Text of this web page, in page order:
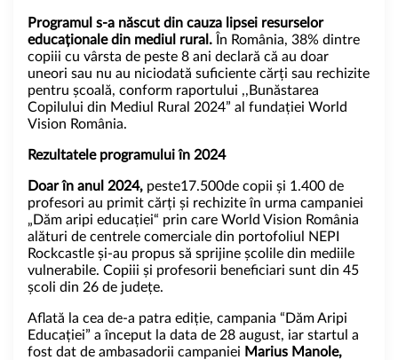
Programul s-a născut din cauza lipsei resurselor
educaționale din mediul rural. În România, 38% dintre
copiii cu vârsta de peste 8 ani declară că au doar
uneori sau nu au niciodată suficiente cărți sau rechizite
pentru școală, conform raportului ,,Bunăstarea
Copilului din Mediul Rural 2024” al fundației World
Vision România.
Rezultatele programului în 2024
Doar în anul 2024, peste17.500de copii și 1.400 de
profesori au primit cărți și rechizite în urma campaniei
„Dăm aripi educației“ prin care World Vision România
alături de centrele comerciale din portofoliul NEPI
Rockcastle și-au propus să sprijine școlile din mediile
vulnerabile. Copiii și profesorii beneficiari sunt din 45
școli din 26 de județe.
Aflată la cea de-a patra ediție, campania “Dăm Aripi
Educației” a început la data de 28 august, iar startul a
fost dat de ambasadorii campaniei Marius Manole,